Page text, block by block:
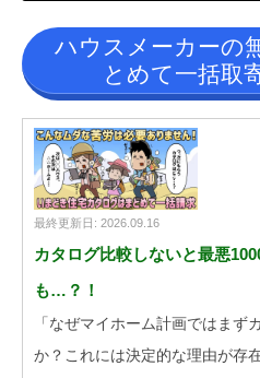
ハウスメーカーの
とめて一括取
最終更新日: 2026.09.16
カタログ比較しないと最悪
も…？！
「なぜマイホーム計画ではまず
か？これには決定的な理由が存